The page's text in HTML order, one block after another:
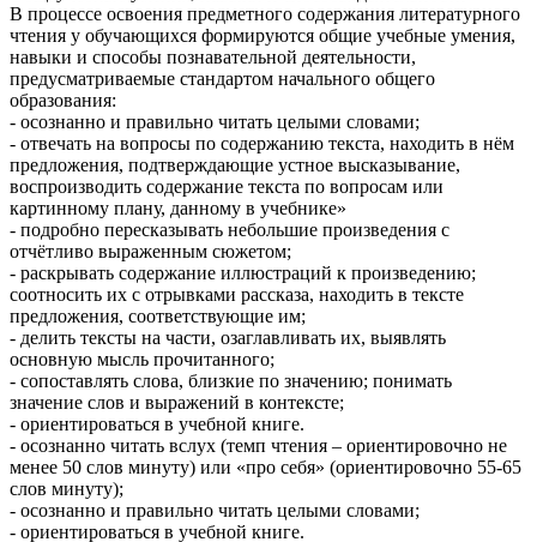
В процессе освоения предметного содержания литературного
чтения у обучающихся формируются общие учебные умения,
навыки и способы познавательной деятельности,
предусматриваемые стандартом начального общего
образования:
- осознанно и правильно читать целыми словами;
- отвечать на вопросы по содержанию текста, находить в нём
предложения, подтверждающие устное высказывание,
воспроизводить содержание текста по вопросам или
картинному плану, данному в учебнике»
- подробно пересказывать небольшие произведения с
отчётливо выраженным сюжетом;
- раскрывать содержание иллюстраций к произведению;
соотносить их с отрывками рассказа, находить в тексте
предложения, соответствующие им;
- делить тексты на части, озаглавливать их, выявлять
основную мысль прочитанного;
- сопоставлять слова, близкие по значению; понимать
значение слов и выражений в контексте;
- ориентироваться в учебной книге.
- осознанно читать вслух (темп чтения – ориентировочно не
менее 50 слов минуту) или «про себя» (ориентировочно 55-65
слов минуту);
- осознанно и правильно читать целыми словами;
- ориентироваться в учебной книге.